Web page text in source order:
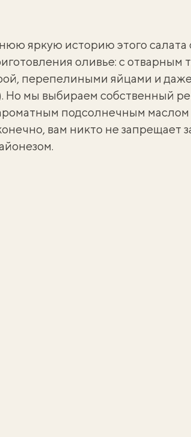
яркую историю этого
оливье: с отварным
перепелиными яйцами и
Но мы выбираем собственный
подсолнечным маслом
вам никто не запрещает
.